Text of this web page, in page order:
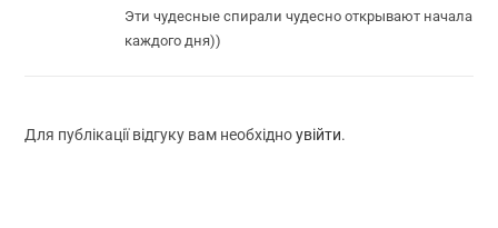
Оцінено в5
Эти чудесные спирали чудесно открывают начала
каждого дня))
Для публікації відгуку вам необхідноувійти.